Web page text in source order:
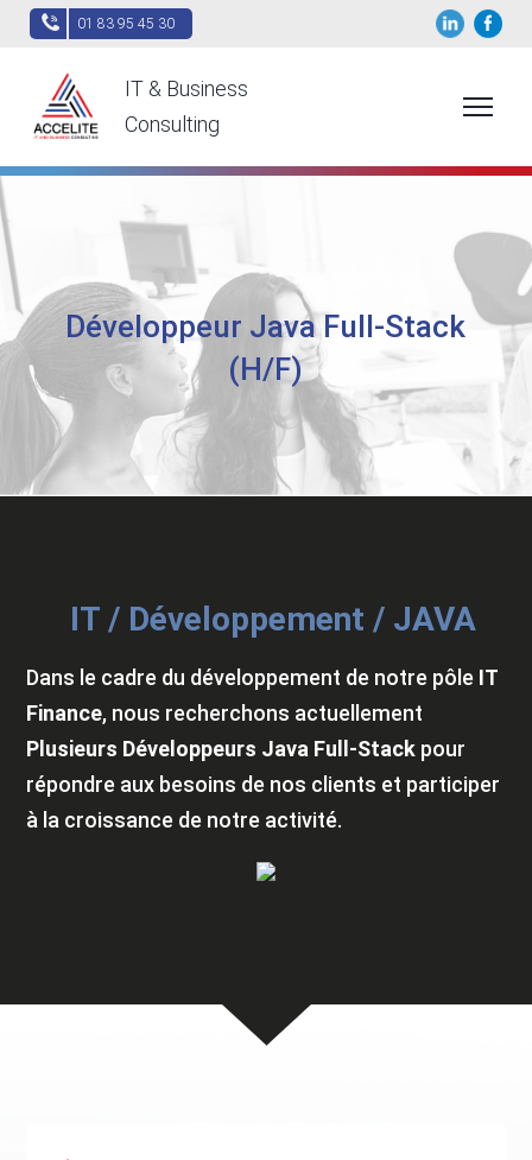
01 83 95 45 30
IT & Business
Consulting
Développeur Java Full-Stack
(H/F)
IT / Développement / JAVA
Dans le cadre du développement de notre pôle IT
Finance, nous recherchons actuellement
Plusieurs Développeurs Java Full-Stack pour
répondre aux besoins de nos clients et participer
à la croissance de notre activité.